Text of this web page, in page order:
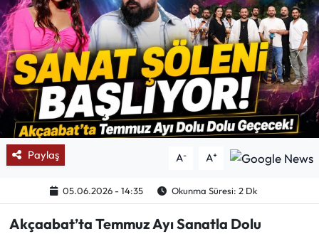
Paylaş A- A+
05.06.2026 - 14:35 Okunma Süresi: 2 Dk
Akçaabat’ta Temmuz Ayı Sanatla Dolu
Manşet
Köşe Yazıları
Karikatür Galeri
BIK
ASTROLOJİ
Spor Yazıları